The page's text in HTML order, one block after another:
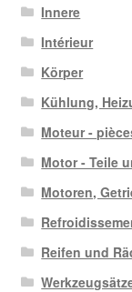
Innere
Intérieur
Körper
Kühlung,
Moteur -
Motor - Teile
Motoren,
Reifen und